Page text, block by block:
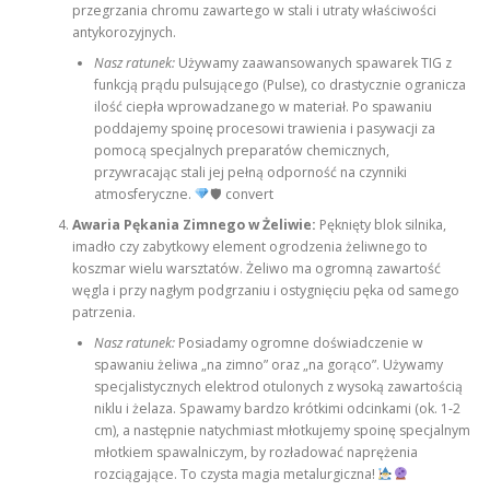
przegrzania chromu zawartego w stali i utraty właściwości
antykorozyjnych.
Nasz ratunek:Używamy zaawansowanych spawarek TIG z
funkcją prądu pulsującego (Pulse), co drastycznie ogranicza
ilość ciepła wprowadzanego w materiał. Po spawaniu
poddajemy spoinę procesowi trawienia i pasywacji za
pomocą specjalnych preparatów chemicznych,
przywracając stali jej pełną odporność na czynniki
atmosferyczne.
🛡 convert
Awaria Pękania Zimnego w Żeliwie: Pęknięty blok silnika,
imadło czy zabytkowy element ogrodzenia żeliwnego to
koszmar wielu warsztatów. Żeliwo ma ogromną zawartość
węgla i przy nagłym podgrzaniu i ostygnięciu pęka od samego
patrzenia.
Nasz ratunek:Posiadamy ogromne doświadczenie w
spawaniu żeliwa „na zimno” oraz „na gorąco”. Używamy
specjalistycznych elektrod otulonych z wysoką zawartością
niklu i żelaza. Spawamy bardzo krótkimi odcinkami (ok. 1-2
cm), a następnie natychmiast młotkujemy spoinę specjalnym
młotkiem spawalniczym, by rozładować naprężenia
rozciągające. To czysta magia metalurgiczna!